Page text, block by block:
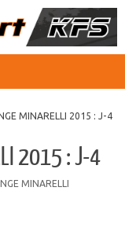
MINARELLI 2015 : J-4
2015 : J-4
MINARELLI